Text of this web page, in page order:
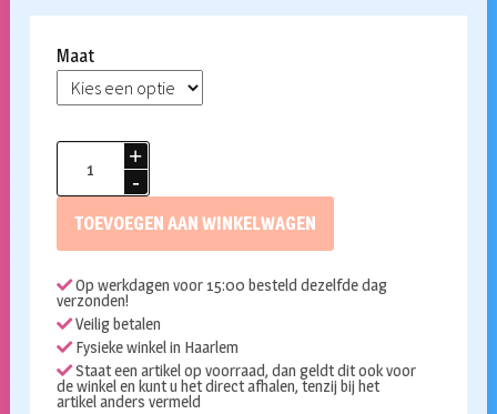
Maat
licht
roze
aantal
TOEVOEGEN AAN WINKELWAGEN
Op werkdagen voor 15:00 besteld dezelfde dag
verzonden!
Veilig betalen
Fysieke winkel in Haarlem
Staat een artikel op voorraad, dan geldt dit ook voor
de winkel en kunt u het direct afhalen, tenzij bij het
artikel anders vermeld